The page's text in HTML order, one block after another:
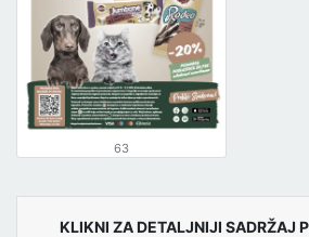
63
KLIKNI ZA DETALJNIJI SADRŽAJ